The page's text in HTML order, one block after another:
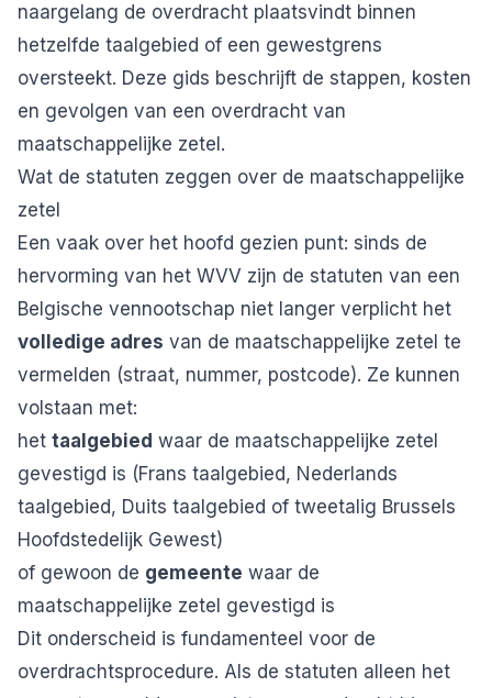
naargelang de overdracht plaatsvindt binnen
hetzelfde taalgebied of een gewestgrens
oversteekt. Deze gids beschrijft de stappen, kosten
en gevolgen van een overdracht van
maatschappelijke zetel.
Wat de statuten zeggen over de maatschappelijke
zetel
Een vaak over het hoofd gezien punt: sinds de
hervorming van het WVV zijn de statuten van een
Belgische vennootschap niet langer verplicht het
volledige adres van de maatschappelijke zetel te
vermelden (straat, nummer, postcode). Ze kunnen
volstaan met:
het taalgebied waar de maatschappelijke zetel
gevestigd is (Frans taalgebied, Nederlands
taalgebied, Duits taalgebied of tweetalig Brussels
Hoofdstedelijk Gewest)
of gewoon de gemeente waar de
maatschappelijke zetel gevestigd is
Dit onderscheid is fundamenteel voor de
overdrachtsprocedure. Als de statuten alleen het